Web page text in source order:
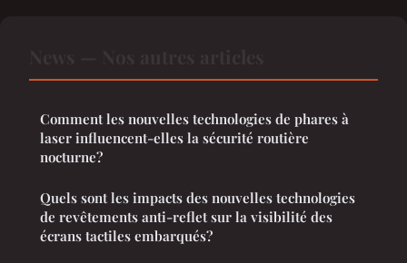
Comment les nouvelles technologies de phares à
laser influencent-elles la sécurité routière
nocturne?
Quels sont les impacts des nouvelles technologies
de revêtements anti-reflet sur la visibilité des
écrans tactiles embarqués?